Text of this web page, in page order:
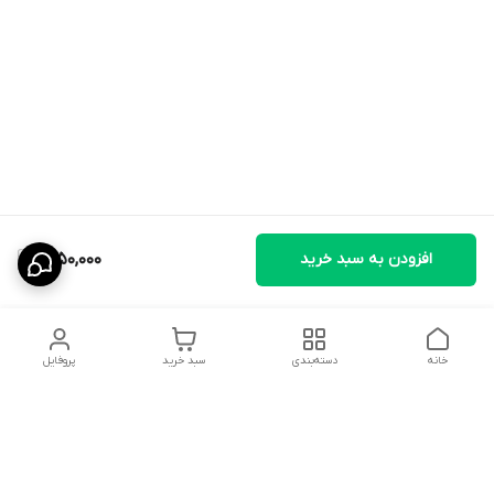
1,650,000 افزودن به سبد خرید
پروفایل سبد خرید دسته‌بندی خانه